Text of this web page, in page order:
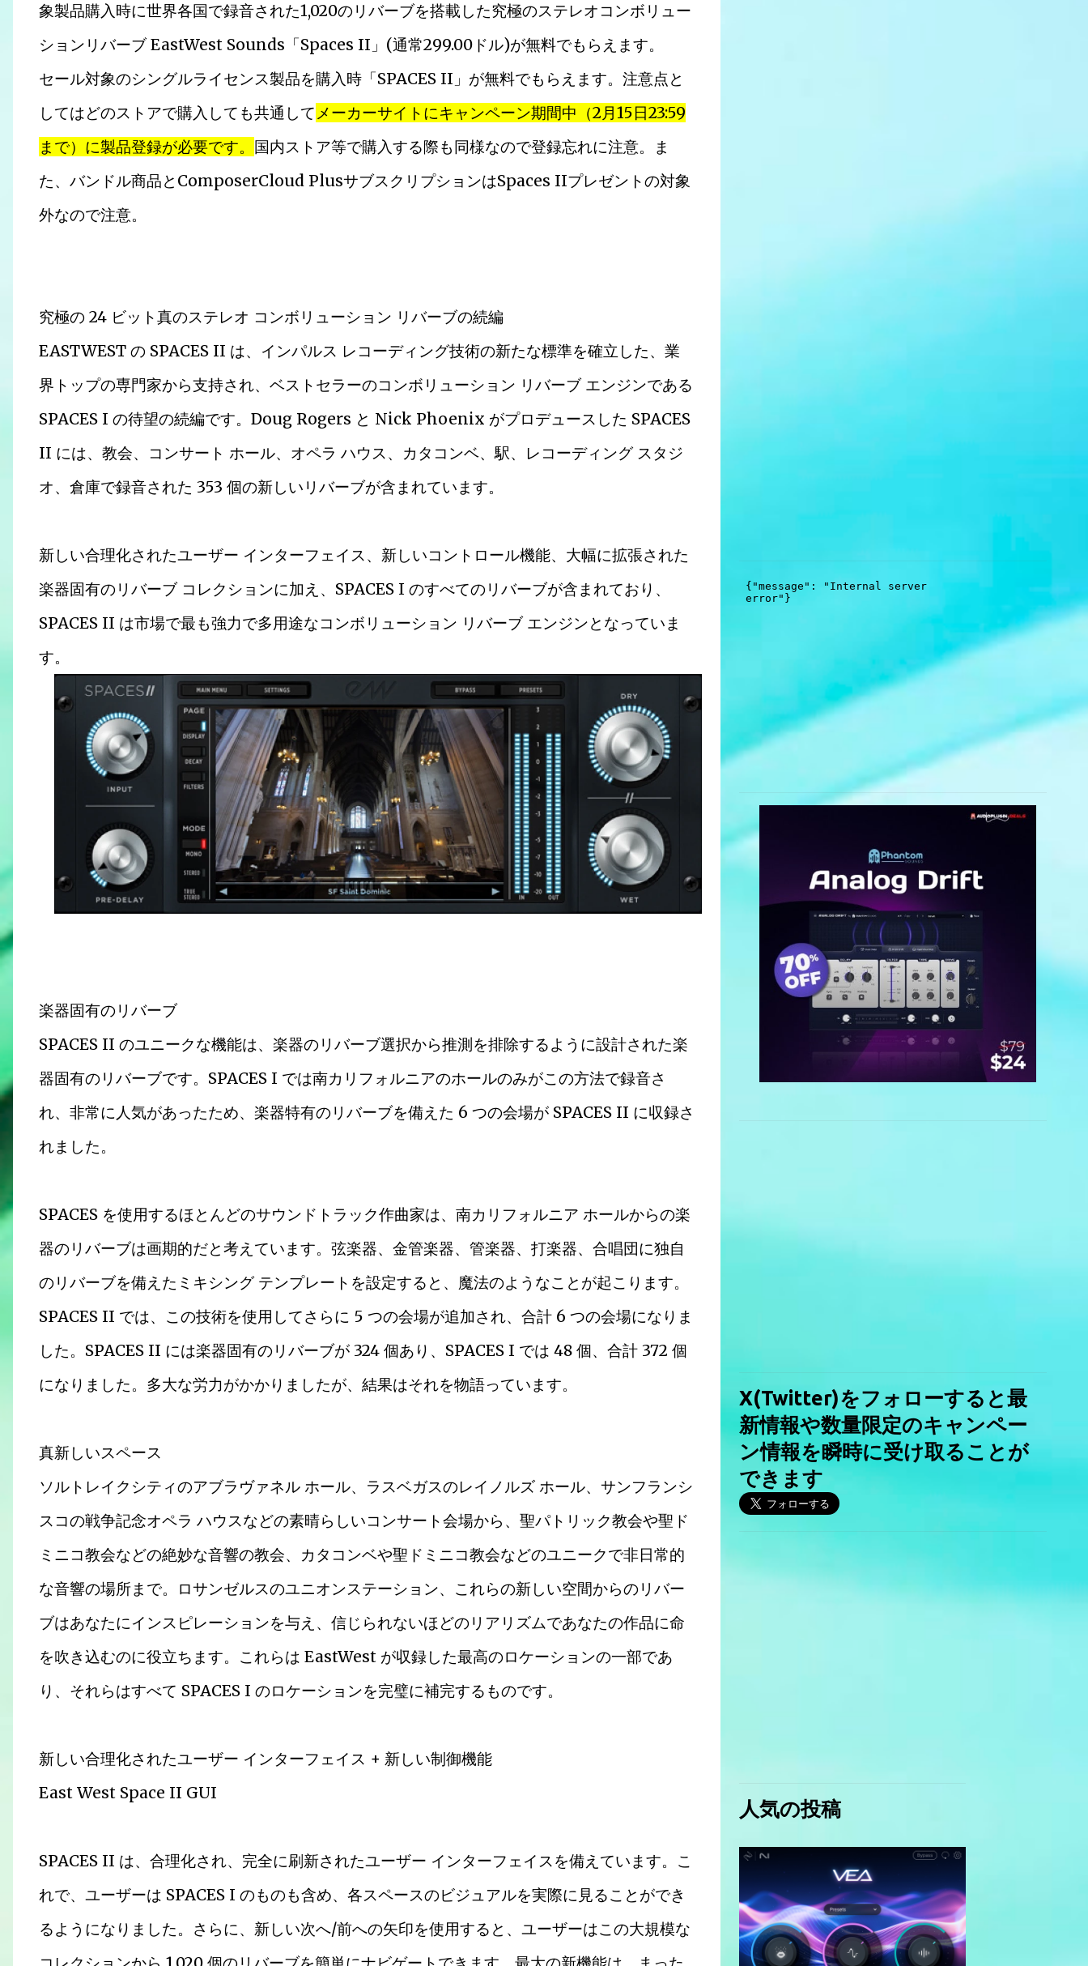
象製品購入時に世界各国で録音された1,020のリバーブを搭載した究極のステレオコンボリュー
ションリバーブ EastWest Sounds「Spaces II」(通常299.00ドル)が無料でもらえます。
セール対象のシングルライセンス製品を購入時「SPACES II」が無料でもらえます。注意点と
してはどのストアで購入しても共通してメーカーサイトにキャンペーン期間中（2月15日23:59
まで）に製品登録が必要です。 国内ストア等で購入する際も同様なので登録忘れに注意。ま
た、バンドル商品とComposerCloud PlusサブスクリプションはSpaces IIプレゼントの対象
外なので注意。
究極の 24 ビット真のステレオ コンボリューション リバーブの続編
EASTWEST の SPACES II は、インパルス レコーディング技術の新たな標準を確立した、業
界トップの専門家から支持され、ベストセラーのコンボリューション リバーブ エンジンである
SPACES I の待望の続編です。Doug Rogers と Nick Phoenix がプロデュースした SPACES
II には、教会、コンサート ホール、オペラ ハウス、カタコンベ、駅、レコーディング スタジ
オ、倉庫で録音された 353 個の新しいリバーブが含まれています。
新しい合理化されたユーザー インターフェイス、新しいコントロール機能、大幅に拡張された
楽器固有のリバーブ コレクションに加え、SPACES I のすべてのリバーブが含まれており、
SPACES II は市場で最も強力で多用途なコンボリューション リバーブ エンジンとなっていま
す。
楽器固有のリバーブ
SPACES II のユニークな機能は、楽器のリバーブ選択から推測を排除するように設計された楽
器固有のリバーブです。SPACES I では南カリフォルニアのホールのみがこの方法で録音さ
れ、非常に人気があったため、楽器特有のリバーブを備えた 6 つの会場が SPACES II に収録さ
れました。
SPACES を使用するほとんどのサウンドトラック作曲家は、南カリフォルニア ホールからの楽
器のリバーブは画期的だと考えています。弦楽器、金管楽器、管楽器、打楽器、合唱団に独自
のリバーブを備えたミキシング テンプレートを設定すると、魔法のようなことが起こります。
SPACES II では、この技術を使用してさらに 5 つの会場が追加され、合計 6 つの会場になりま
した。SPACES II には楽器固有のリバーブが 324 個あり、SPACES I では 48 個、合計 372 個
になりました。多大な労力がかかりましたが、結果はそれを物語っています。
真新しいスペース
ソルトレイクシティのアブラヴァネル ホール、ラスベガスのレイノルズ ホール、サンフランシ
スコの戦争記念オペラ ハウスなどの素晴らしいコンサート会場から、聖パトリック教会や聖ド
ミニコ教会などの絶妙な音響の教会、カタコンベや聖ドミニコ教会などのユニークで非日常的
な音響の場所まで。ロサンゼルスのユニオンステーション、これらの新しい空間からのリバー
ブはあなたにインスピレーションを与え、信じられないほどのリアリズムであなたの作品に命
を吹き込むのに役立ちます。これらは EastWest が収録した最高のロケーションの一部であ
り、それらはすべて SPACES I のロケーションを完璧に補完するものです。
新しい合理化されたユーザー インターフェイス + 新しい制御機能
East West Space II GUI
SPACES II は、合理化され、完全に刷新されたユーザー インターフェイスを備えています。こ
れで、ユーザーは SPACES I のものも含め、各スペースのビジュアルを実際に見ることができ
るようになりました。さらに、新しい次へ/前への矢印を使用すると、ユーザーはこの大規模な
X(Twitter)をフォローすると最
新情報や数量限定のキャンペー
ン情報を瞬時に受け取ることが
できます
人気の投稿